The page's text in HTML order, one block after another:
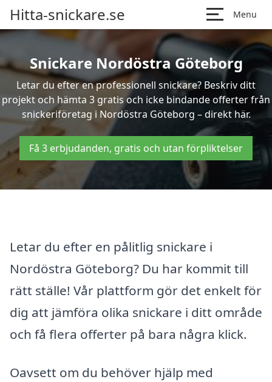
Hitta-snickare.se Menu
Snickare Nordöstra Göteborg
Letar du efter en professionell snickare? Beskriv ditt
projekt och hämta 3 gratis och icke bindande offerter från
snickeriföretag i Nordöstra Göteborg – direkt här.
Få 3 erbjudanden, gratis och utan förpliktelser
Letar du efter en pålitlig snickare i
Nordöstra Göteborg? Du har kommit till
rätt ställe! Vår plattform gör det enkelt för
dig att jämföra olika snickare i ditt område
och få flera offerter på bara några klick.
Oavsett om du behöver hjälp med